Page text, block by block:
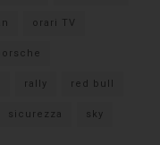
orari TV
rally red bull
sicurezza sky